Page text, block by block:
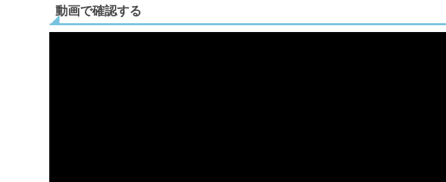
動画で確認する